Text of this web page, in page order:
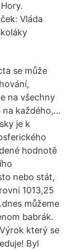
Vláda
se může
na všechny
na každého,…
je k
hodnotě
nebo stát,
1013,25
můžeme
babrák.
který se
Byl